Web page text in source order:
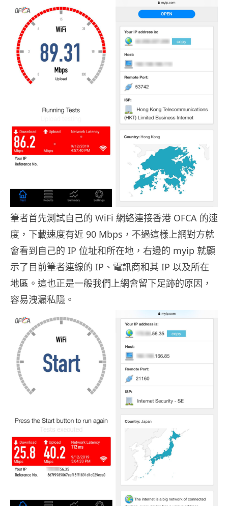
筆者首先測試自己的 WiFi 網絡連接香港 OFCA 的速
度，下載速度有近 90 Mbps，不過這樣上網對方就
會看到自己的 IP 位址和所在地，右邊的 myip 就顯
示了目前筆者連線的 IP、電訊商和其 IP 以及所在
地區。這也正是一般我們上網會留下足跡的原因，
容易洩漏私隱。